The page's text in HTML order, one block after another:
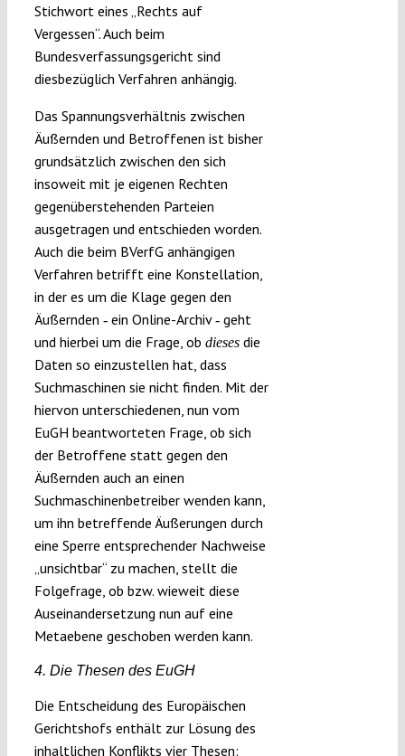
Stichwort eines „Rechts auf
Vergessen“. Auch beim
Bundesverfassungsgericht sind
diesbezüglich Verfahren anhängig.
Das Spannungsverhältnis zwischen
Äußernden und Betroffenen ist bisher
grundsätzlich zwischen den sich
insoweit mit je eigenen Rechten
gegenüberstehenden Parteien
ausgetragen und entschieden worden.
Auch die beim BVerfG anhängigen
Verfahren betrifft eine Konstellation,
in der es um die Klage gegen den
Äußernden ‑ ein Online-Archiv ‑ geht
und hierbei um die Frage, ob diesesdie
Daten so einzustellen hat, dass
Suchmaschinen sie nicht finden. Mit der
hiervon unterschiedenen, nun vom
EuGH beantworteten Frage, ob sich
der Betroffene statt gegen den
Äußernden auch an einen
Suchmaschinenbetreiber wenden kann,
um ihn betreffende Äußerungen durch
eine Sperre entsprechender Nachweise
„unsichtbar“ zu machen, stellt die
Folgefrage, ob bzw. wieweit diese
Auseinandersetzung nun auf eine
Metaebene geschoben werden kann.
4. Die Thesen des EuGH
Die Entscheidung des Europäischen
Gerichtshofs enthält zur Lösung des
inhaltlichen Konflikts vier Thesen: